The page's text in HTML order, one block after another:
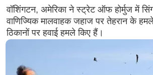
वॉशिंगटन, अमेरिका ने स्ट्रेट ऑफ होर्मुज में
वाणिज्यिक मालवाहक जहाज पर तेहरान के
ठिकानों पर हवाई हमले किए हैं।